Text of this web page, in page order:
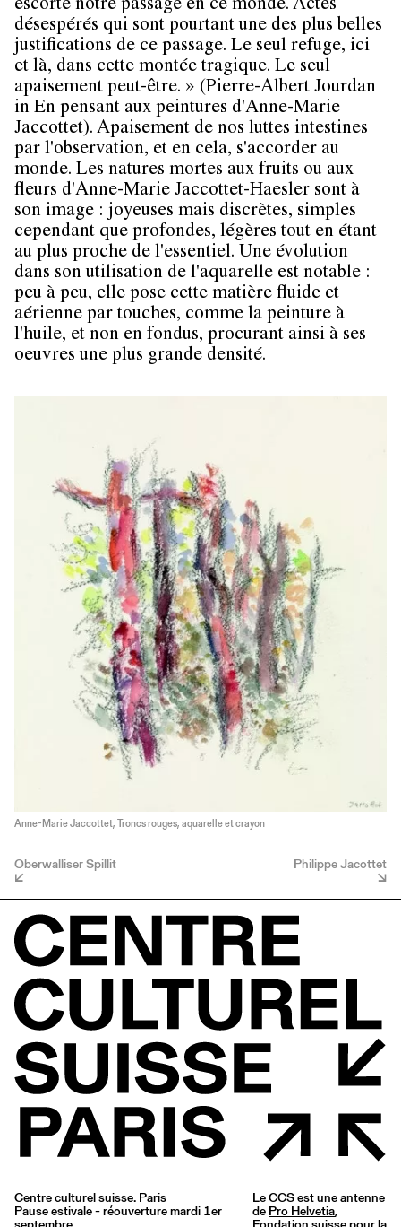
escorte notre passage en ce monde. Actes
désespérés qui sont pourtant une des plus belles
justifications de ce passage. Le seul refuge, ici
et là, dans cette montée tragique. Le seul
apaisement peut-être. » (Pierre-Albert Jourdan
in En pensant aux peintures d'Anne-Marie
Jaccottet). Apaisement de nos luttes intestines
par l'observation, et en cela, s'accorder au
monde. Les natures mortes aux fruits ou aux
fleurs d'Anne-Marie Jaccottet-Haesler sont à
son image : joyeuses mais discrètes, simples
cependant que profondes, légères tout en étant
au plus proche de l'essentiel. Une évolution
dans son utilisation de l'aquarelle est notable :
peu à peu, elle pose cette matière fluide et
aérienne par touches, comme la peinture à
l'huile, et non en fondus, procurant ainsi à ses
oeuvres une plus grande densité.
Anne-Marie Jaccottet, Troncs rouges, aquarelle et crayon
Oberwalliser Spillit Philippe Jacottet
Centre culturel suisse. Paris
Pause estivale - réouverture mardi 1er
Le CCS est une antenne
de Pro Helvetia,